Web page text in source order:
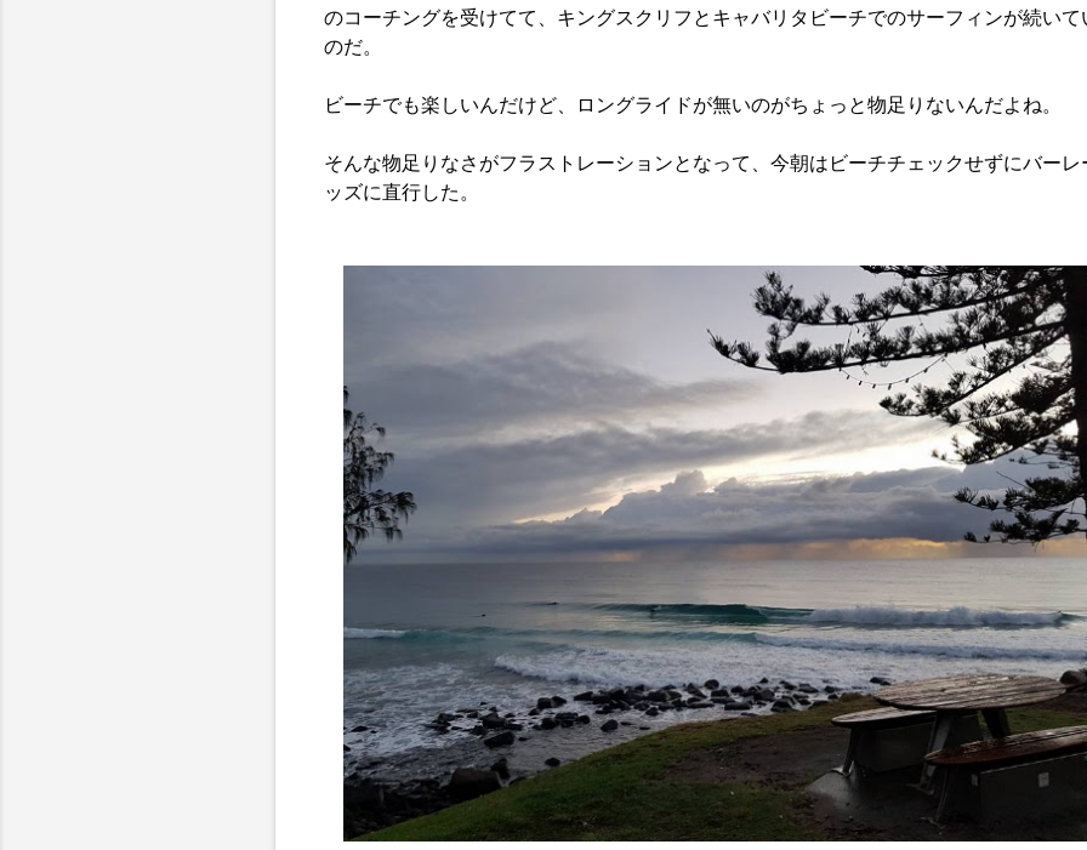
のコーチングを受けてて、キングスクリフとキャバリタビーチでのサーフィンが続いて
のだ。
ビーチでも楽しいんだけど、ロングライドが無いのがちょっと物足りないんだよね。
そんな物足りなさがフラストレーションとなって、今朝はビーチチェックせずにバーレ
ッズに直行した。